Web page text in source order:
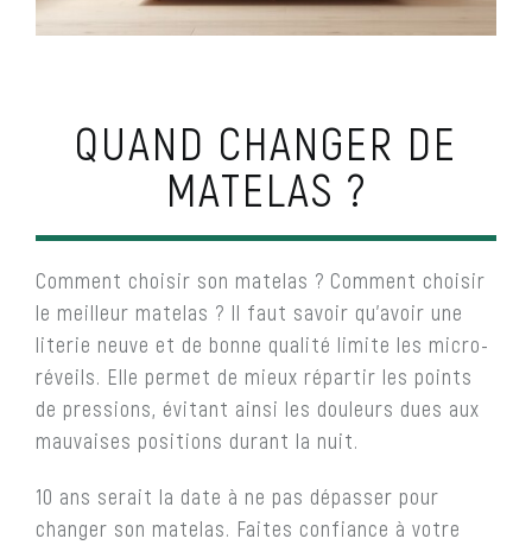
QUAND CHANGER DE
MATELAS ?
Comment choisir son matelas ? Comment choisir
le meilleur matelas ? Il faut savoir qu’avoir une
literie neuve et de bonne qualité limite les micro-
réveils. Elle permet de mieux répartir les points
de pressions, évitant ainsi les douleurs dues aux
mauvaises positions durant la nuit.
10 ans serait la date à ne pas dépasser pour
changer son matelas. Faites confiance à votre